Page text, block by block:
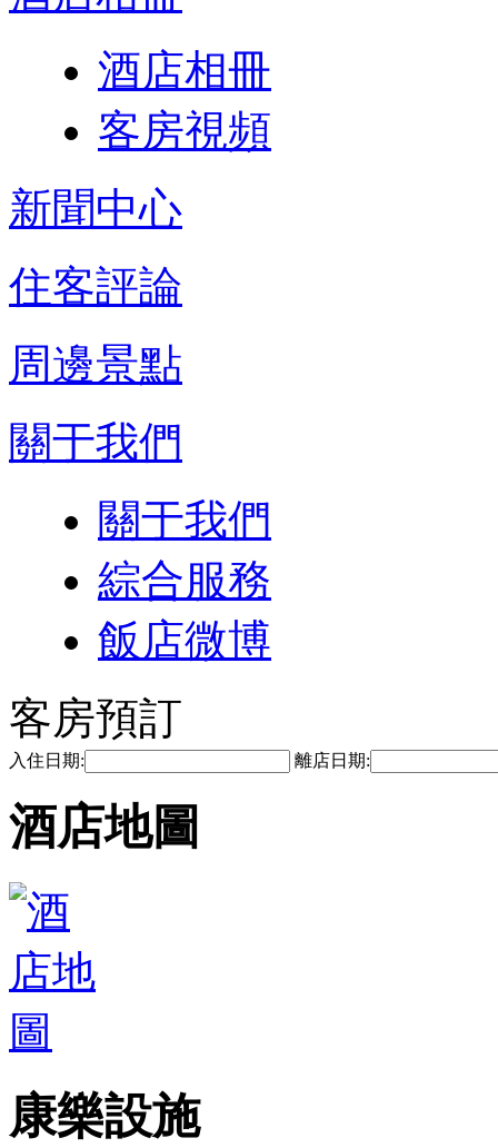
酒店相冊
客房視頻
新聞中心
住客評論
周邊景點
關于我們
關于我們
綜合服務
飯店微博
客房預訂
入住日期: 離店日期:
酒店地圖
康樂設施